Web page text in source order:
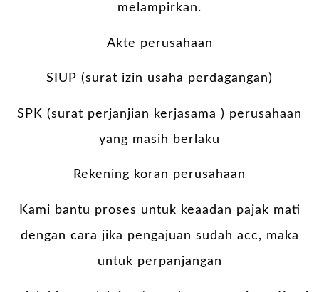
melampirkan.
Akte perusahaan
SIUP (surat izin usaha perdagangan)
SPK (surat perjanjian kerjasama ) perusahaan
yang masih berlaku
Rekening koran perusahaan
Kami bantu proses untuk keaadan pajak mati
dengan cara jika pengajuan sudah acc, maka
untuk perpanjangan